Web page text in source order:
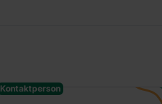
Kontaktperson